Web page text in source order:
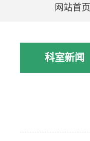
网站首页
科室新闻